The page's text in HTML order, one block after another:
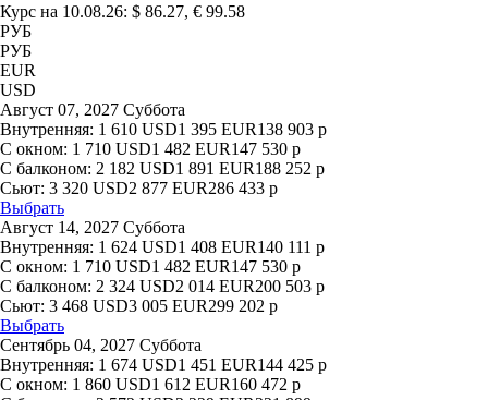
Курс на 10.08.26: $ 86.27, € 99.58
РУБ
РУБ
EUR
USD
Август 07, 2027 Суббота
Внутренняя: 1 610 USD1 395 EUR138 903 р
С окном: 1 710 USD1 482 EUR147 530 р
С балконом: 2 182 USD1 891 EUR188 252 р
Сьют: 3 320 USD2 877 EUR286 433 р
Выбрать
Август 14, 2027 Суббота
Внутренняя: 1 624 USD1 408 EUR140 111 р
С окном: 1 710 USD1 482 EUR147 530 р
С балконом: 2 324 USD2 014 EUR200 503 р
Сьют: 3 468 USD3 005 EUR299 202 р
Выбрать
Сентябрь 04, 2027 Суббота
Внутренняя: 1 674 USD1 451 EUR144 425 р
С окном: 1 860 USD1 612 EUR160 472 р